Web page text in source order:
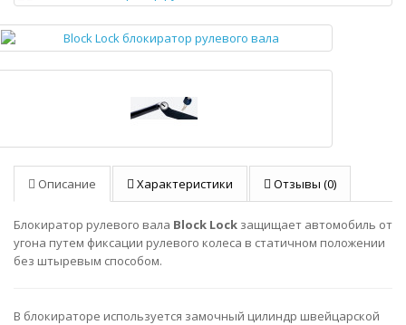
Описание Характеристики Отзывы (0)
Блокиратор рулевого вала Block Lock защищает автомобиль от
угона путем фиксации рулевого колеса в статичном положении
без штыревым способом.
В блокираторе используется замочный цилиндр швейцарской